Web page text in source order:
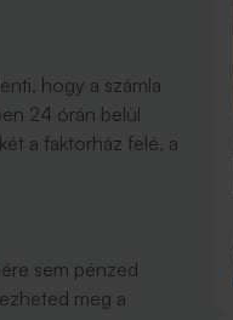
hogy a számla
24 órán belül
a faktorház felé, a
sem pénzed
meg a